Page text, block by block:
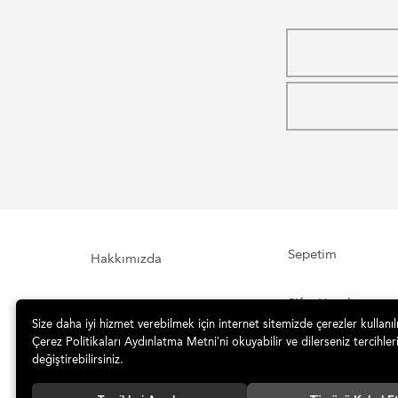
Hakkımızda
Sipariş Takibi
Sepetim
Şifre Hatırlatma
Size daha iyi hizmet verebilmek için internet sitemizde çerezler
Çerez Politikaları Aydınlatma Metni’ni okuyabilir ve dilerseniz
değiştirebilirsiniz.